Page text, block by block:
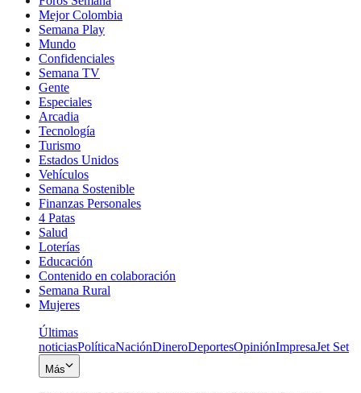
Mejor Colombia
Semana Play
Mundo
Confidenciales
Semana TV
Gente
Especiales
Arcadia
Tecnología
Turismo
Estados Unidos
Vehículos
Semana Sostenible
Finanzas Personales
4 Patas
Salud
Loterías
Educación
Contenido en colaboración
Semana Rural
Mujeres
Últimas
noticiasPolíticaNaciónDineroDeportesOpiniónImpresaJet Set
Más